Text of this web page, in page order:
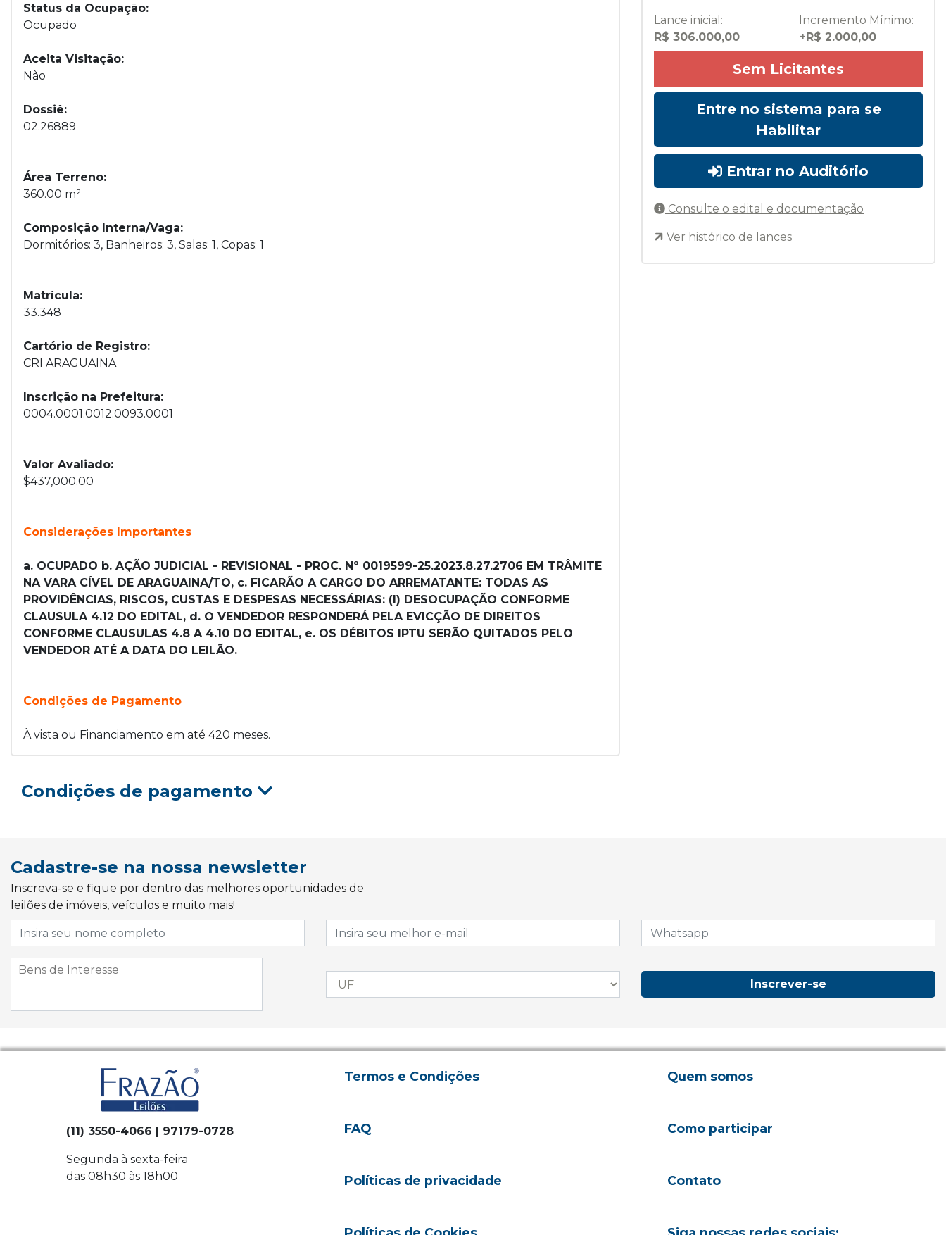
Status da Ocupação:
Ocupado
Aceita Visitação:
Não
Dossiê:
02.26889
Área Terreno:
360.00 m²
Composição Interna/Vaga:
Dormitórios: 3, Banheiros: 3, Salas: 1, Copas: 1
Matrícula:
33.348
Cartório de Registro:
CRI ARAGUAINA
Inscrição na Prefeitura:
0004.0001.0012.0093.0001
Valor Avaliado:
$437,000.00
Considerações Importantes
a. OCUPADO b. AÇÃO JUDICIAL - REVISIONAL - PROC. Nº 0019599-25.2023.8.27.2706 EM TRÂMITE
NA VARA CÍVEL DE ARAGUAINA/TO, c. FICARÃO A CARGO DO ARREMATANTE: TODAS AS
PROVIDÊNCIAS, RISCOS, CUSTAS E DESPESAS NECESSÁRIAS: (I) DESOCUPAÇÃO CONFORME
CLAUSULA 4.12 DO EDITAL, d. O VENDEDOR RESPONDERÁ PELA EVICÇÃO DE DIREITOS
CONFORME CLAUSULAS 4.8 A 4.10 DO EDITAL, e. OS DÉBITOS IPTU SERÃO QUITADOS PELO
VENDEDOR ATÉ A DATA DO LEILÃO.
Condições de Pagamento
À vista ou Financiamento em até 420 meses.
Lance inicial:
R$ 306.000,00
Incremento Mínimo:
+R$ 2.000,00
Sem Licitantes
Entre no sistema para se
Habilitar
Entrar no Auditório
Consulte o edital e documentação
Ver histórico de lances
Condições de pagamento
Cadastre-se na nossa newsletter
Inscreva-se e fique por dentro das melhores oportunidades de
leilões de imóveis, veículos e muito mais!
Inscrever-se
(11) 3550-4066 | 97179-0728
Segunda à sexta-feira
das 08h30 às 18h00
Termos e Condições
FAQ
Políticas de privacidade
Quem somos
Como participar
Contato